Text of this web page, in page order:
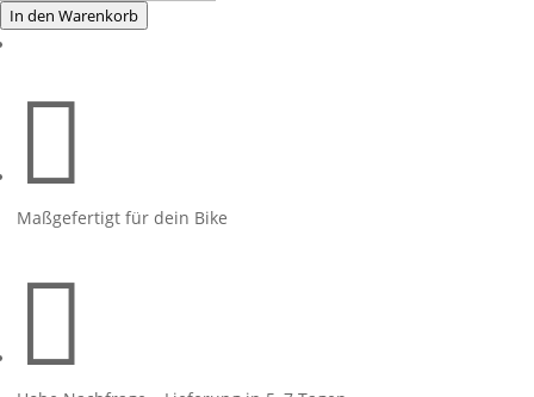
BMW
G310R
Menge
In den Warenkorb

Maßgefertigt für dein Bike
